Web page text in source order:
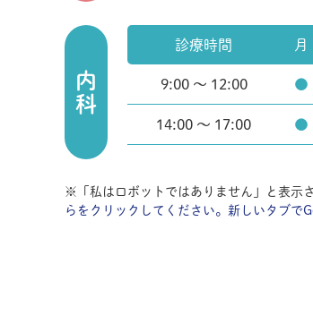
内科
診療時間 月
9:00 ～ 12:00 ●
14:00 ～ 17:00 ●
※「私はロボットではありません」と表示
らをクリックしてください。新しいタブで